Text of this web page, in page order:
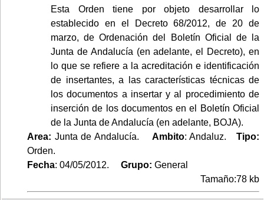
Esta Orden tiene por objeto desarrollar lo
establecido en el Decreto 68/2012, de 20 de
marzo, de Ordenación del Boletín Oficial de la
Junta de Andalucía (en adelante, el Decreto), en
lo que se refiere a la acreditación e identificación
de insertantes, a las características técnicas de
los documentos a insertar y al procedimiento de
inserción de los documentos en el Boletín Oficial
de la Junta de Andalucía (en adelante, BOJA).
Area: Junta de Andalucía. Ambito: Andaluz.Tipo:
Orden.
Fecha: 04/05/2012. Grupo: General
Tamaño:78 kb